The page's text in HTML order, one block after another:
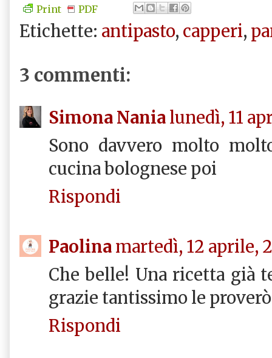
Print PDF
Etichette: antipasto, capperi,
3 commenti:
Simona Nania lunedì, 11
Sono davvero molto
cucina bolognese poi
Rispondi
Paolina martedì, 12 aprile,
Che belle! Una ricetta già
grazie tantissimo le
Rispondi